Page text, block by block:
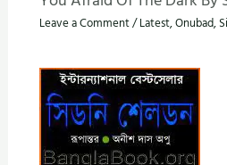
Leave a Comment/Latest,Onubad,